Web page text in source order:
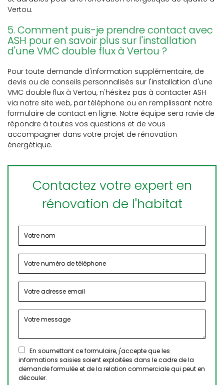
Vertou.
5. Comment puis-je prendre contact avec
ASH pour en savoir plus sur l'installation
d'une VMC double flux à Vertou ?
Pour toute demande d'information supplémentaire, de
devis ou de conseils personnalisés sur l'installation d'une
VMC double flux à Vertou, n'hésitez pas à contacter ASH
via notre site web, par téléphone ou en remplissant notre
formulaire de contact en ligne. Notre équipe sera ravie de
répondre à toutes vos questions et de vous
accompagner dans votre projet de rénovation
énergétique.
Contactez votre expert en
rénovation de l'habitat
En soumettant ce formulaire, j'accepte que les
informations saisies soient exploitées dans le cadre de la
demande formulée et de la relation commerciale qui peut en
découler.